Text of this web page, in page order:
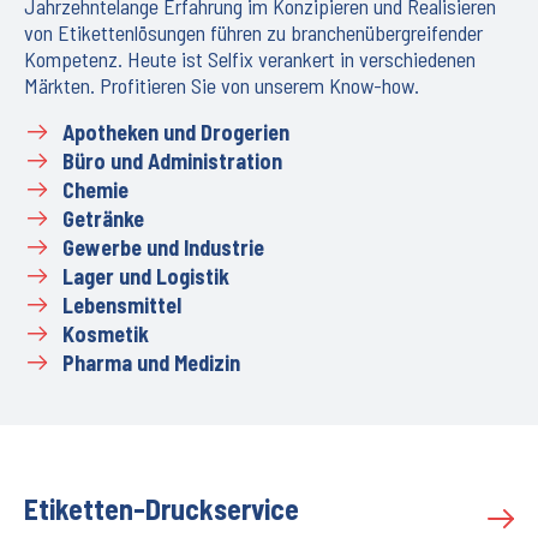
Jahrzehntelange Erfahrung im Konzipieren und Realisieren
von Etikettenlösungen führen zu branchenübergreifender
Kompetenz. Heute ist Selfix verankert in verschiedenen
Märkten. Profitieren Sie von unserem Know-how.
Apotheken und Drogerien
Büro und Administration
Chemie
Getränke
Gewerbe und Industrie
Lager und Logistik
Lebensmittel
Kosmetik
Pharma und Medizin
Etiketten-Druckservice